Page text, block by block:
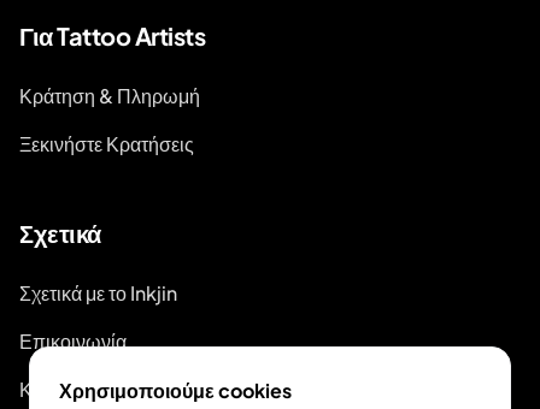
Για Tattoo Artists
Κράτηση & Πληρωμή
Ξεκινήστε Κρατήσεις
Σχετικά
Σχετικά με το Inkjin
Επικοινωνία
Κιτ Επωνυμίας
Χρησιμοποιούμε cookies